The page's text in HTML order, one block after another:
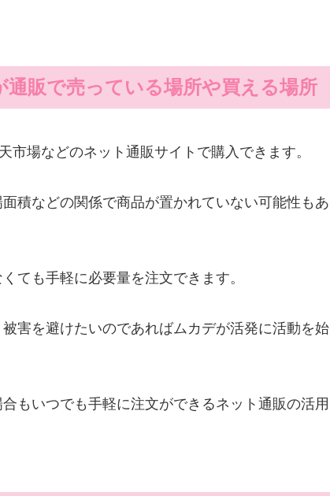
販で売っている場所や買える場所
市場などのネット通販サイトで購入できます。
積などの関係で商品が置かれていない可能性もあ
ても手軽に必要量を注文できます。
害を避けたいのであればムカデが活発に活動を始
もいつでも手軽に注文ができるネット通販の活用